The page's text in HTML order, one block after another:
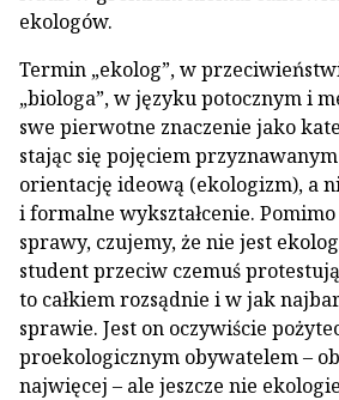
ekologów.
Termin „ekolog”, w
„biologa”, w języku potocznym i
swe pierwotne znaczenie jako
stając się pojęciem
orientację ideową (ekologizm), a
i formalne wykształcenie. Pomimo
sprawy, czujemy, że nie jest
student przeciw czemuś
to całkiem rozsądnie i w jak
sprawie. Jest on oczywiście
proekologicznym obywatelem –
najwięcej – ale jeszcze nie